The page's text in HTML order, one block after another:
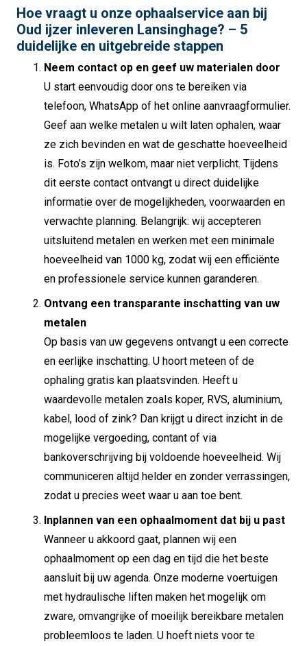
Hoe vraagt u onze ophaalservice aan bij
Oud ijzer inleveren Lansinghage? – 5
duidelijke en uitgebreide stappen
Neem contact op en geef uw materialen door
U start eenvoudig door ons te bereiken via
telefoon, WhatsApp of het online aanvraagformulier.
Geef aan welke metalen u wilt laten ophalen, waar
ze zich bevinden en wat de geschatte hoeveelheid
is. Foto’s zijn welkom, maar niet verplicht. Tijdens
dit eerste contact ontvangt u direct duidelijke
informatie over de mogelijkheden, voorwaarden en
verwachte planning. Belangrijk: wij accepteren
uitsluitend metalen en werken met een minimale
hoeveelheid van 1000 kg, zodat wij een efficiënte
en professionele service kunnen garanderen.
Ontvang een transparante inschatting van uw
metalen
Op basis van uw gegevens ontvangt u een correcte
en eerlijke inschatting. U hoort meteen of de
ophaling gratis kan plaatsvinden. Heeft u
waardevolle metalen zoals koper, RVS, aluminium,
kabel, lood of zink? Dan krijgt u direct inzicht in de
mogelijke vergoeding, contant of via
bankoverschrijving bij voldoende hoeveelheid. Wij
communiceren altijd helder en zonder verrassingen,
zodat u precies weet waar u aan toe bent.
Inplannen van een ophaalmoment dat bij u past
Wanneer u akkoord gaat, plannen wij een
ophaalmoment op een dag en tijd die het beste
aansluit bij uw agenda. Onze moderne voertuigen
met hydraulische liften maken het mogelijk om
zware, omvangrijke of moeilijk bereikbare metalen
probleemloos te laden. U hoeft niets voor te